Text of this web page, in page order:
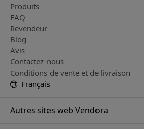
Produits
FAQ
Revendeur
Blog
Avis
Contactez-nous
Conditions de vente et de livraison
Français
Autres sites web Vendora